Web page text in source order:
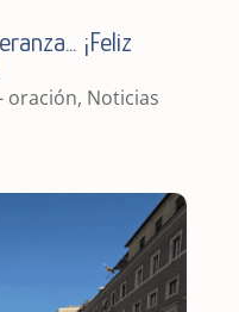
¡Feliz
oración, Noticias